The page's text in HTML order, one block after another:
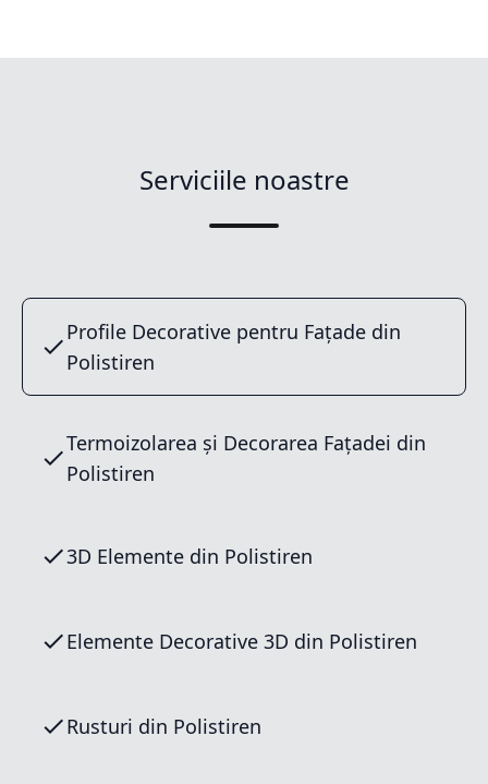
Serviciile noastre
Profile Decorative pentru Fațade din
Polistiren
Termoizolarea și Decorarea Fațadei din
Polistiren
3D Elemente din Polistiren
Elemente Decorative 3D din Polistiren
Rusturi din Polistiren